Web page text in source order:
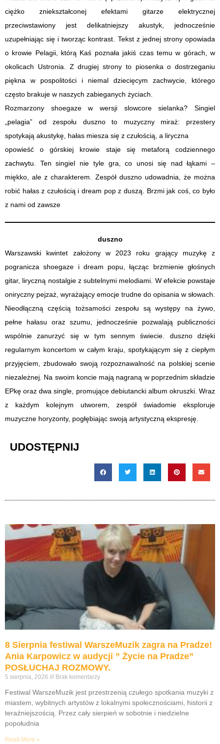
ciężko zniekształconej efektami gitarze elektrycznej
przeciwstawiony jest delikatniejszy akustyk, jednocześnie
uzupełniając się i tworząc kontrast. Tekst z jednej strony opowiada
o krowie Pelagii, którą Kaś poznała jakiś czas temu w górach, w
okolicach Ustronia. Z drugiej strony to piosenka o dostrzeganiu
piękna w pospolitości i niemal dziecięcym zachwycie, którego
często brakuje w naszych zabieganych życiach.
Rozmarzony shoegaze w wersji slowcore sielanka? Singiel
„pelagia” od zespołu duszno to muzyczny miraż: przestery
spotykają akustykę, hałas miesza się z czułością, a liryczna
opowieść o górskiej krowie staje się metaforą codziennego
zachwytu. Ten singiel nie tyle gra, co unosi się nad łąkami –
miękko, ale z charakterem. Zespół duszno udowadnia, że można
robić hałas z czułością i dream pop z duszą. Brzmi jak coś, co było
z nami od zawsze
duszno
Warszawski kwintet założony w 2023 roku grający muzykę z
pogranicza shoegaze i dream popu, łącząc brzmienie głośnych
gitar, liryczną nostalgie z subtelnymi melodiami. W efekcie powstaje
oniryczny pejzaż, wyrażający emocje trudne do opisania w słowach.
Nieodłączną częścią tożsamości zespołu są występy na żywo,
pełne hałasu oraz szumu, jednocześnie pozwalają publiczności
wspólnie zanurzyć się w tym sennym świecie. duszno dzięki
regularnym koncertom w całym kraju, spotykającym się z ciepłym
przyjęciem, zbudowało swoją rozpoznawalność na polskiej scenie
niezależnej. Na swoim koncie mają nagraną w poprzednim składzie
EPkę oraz dwa single, promujące debiutancki album okruszki. Wraz
z każdym kolejnym utworem, zespół świadomie eksploruje
muzyczne horyzonty, pogłębiając swoją artystyczną ekspresję.
UDOSTĘPNIJ
8 Sierpnia festiwal WarszeMuzik zagra na Pradze!
Ania Karpowicz w audycji ” Życie na Pradze”
POSŁUCHAJ ROZMOWY.
5 sierpnia, 2026 Brak komentarzy
Festiwal WarszeMuzik jest przestrzenią czułego spotkania muzyki z
miastem, wybitnych artystów z lokalnymi społecznościami, historii z
teraźniejszością. Przez cały sierpień w sobotnie i niedzielne
popołudnia
Read More »